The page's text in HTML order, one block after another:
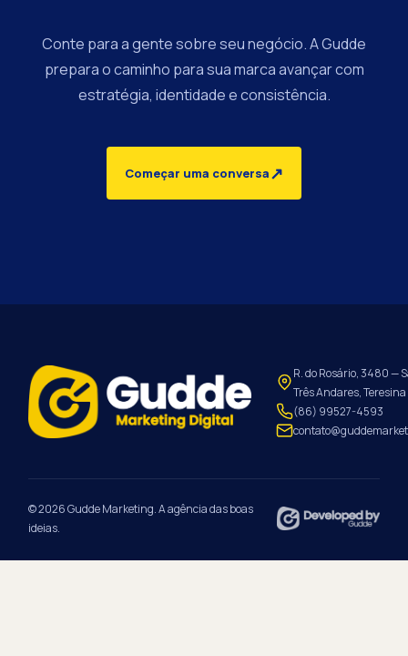
Conte para a gente sobre seu negócio. A Gudde
prepara o caminho para sua marca avançar com
estratégia, identidade e consistência.
Começar uma conversa↗
R. do Rosário, 3480 —
Três Andares,
(86) 99527-4593
© 2026 Gudde Marketing. A agência das boas
ideias.